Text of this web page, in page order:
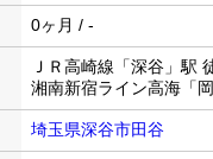
0ヶ月 / -
ＪＲ高崎線「深谷」駅
湘南新宿ライン高海「
埼玉県深谷市田谷